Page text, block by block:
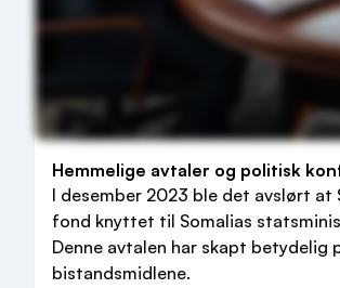
Hemmelige avtaler og politisk
I desember 2023 ble det avslørt at
fond knyttet til Somalias
Denne avtalen har skapt betydelig
bistandsmidlene.